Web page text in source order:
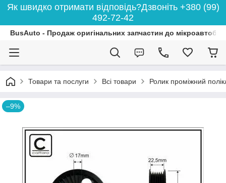
Як швидко отримати відповідь?Дзвоніть +380 (99)
492-72-42
BusAuto - Продаж оригінальних запчастин до
Товари та послуги Всі товари Ролик проміжний
–9%